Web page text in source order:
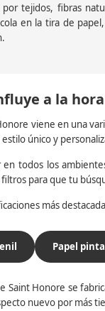
por tejidos, fibras
en la tira de
a la
viene en una
único y
en todos los
para que tu
más
Papel
Saint Honore se
nuevo por más